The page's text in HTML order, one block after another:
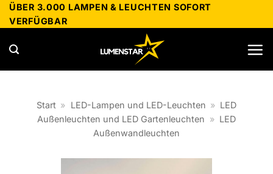
Zum
Inhalt
springen
ÜBER 3.000 LAMPEN & LEUCHTEN SOFORT
VERFÜGBAR
Start » LED-Lampen und LED-Leuchten » LED
Außenleuchten und LED Gartenleuchten » LED
Außenwandleuchten